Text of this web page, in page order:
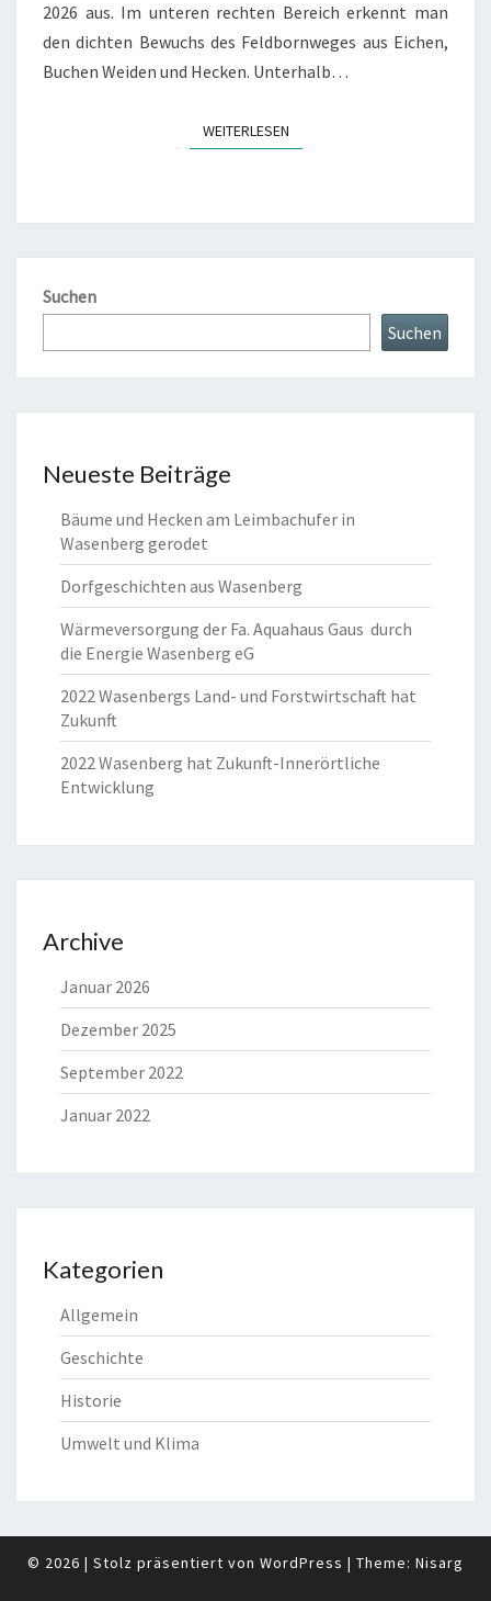
2026 aus. Im unteren rechten Bereich erkennt man
den dichten Bewuchs des Feldbornweges aus Eichen,
Buchen Weiden und Hecken. Unterhalb…
WEITERLESENWEITERLESEN
Suchen
Suchen
Neueste Beiträge
Bäume und Hecken am Leimbachufer in
Wasenberg gerodet
Dorfgeschichten aus Wasenberg
Wärmeversorgung der Fa. Aquahaus Gaus durch
die Energie Wasenberg eG
2022 Wasenbergs Land- und Forstwirtschaft hat
Zukunft
2022 Wasenberg hat Zukunft-Innerörtliche
Entwicklung
Archive
Januar 2026
Dezember 2025
September 2022
Januar 2022
Kategorien
Allgemein
Geschichte
Historie
Umwelt und Klima
© 2026 | Stolz präsentiert von WordPress | Theme: Nisarg